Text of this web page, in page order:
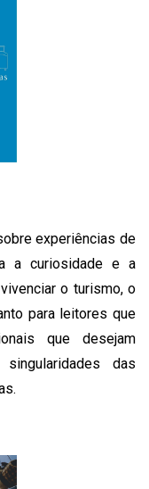
experiências de
a curiosidade e a
o turismo, o
para leitores que
que desejam
das